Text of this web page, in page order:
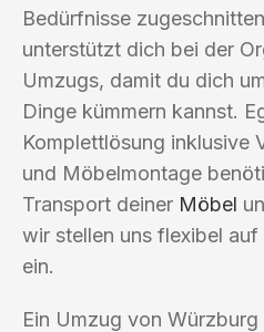
Bedürfnisse
unterstützt dich bei der
Umzugs, damit du dich
Dinge kümmern kannst.
Komplettlösung inklusive
und Möbelmontage
Transport deiner Möbel
wir stellen uns flexibel
ein.
Ein Umzug von